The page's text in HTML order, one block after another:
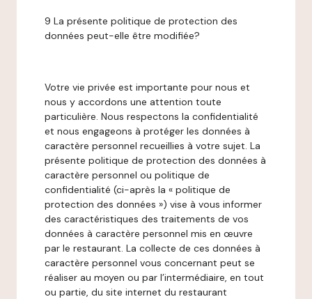
9 La présente politique de protection des
données peut-elle être modifiée?
Votre vie privée est importante pour nous et
nous y accordons une attention toute
particulière. Nous respectons la confidentialité
et nous engageons à protéger les données à
caractère personnel recueillies à votre sujet. La
présente politique de protection des données à
caractère personnel ou politique de
confidentialité (ci-après la « politique de
protection des données ») vise à vous informer
des caractéristiques des traitements de vos
données à caractère personnel mis en œuvre
par le restaurant. La collecte de ces données à
caractère personnel vous concernant peut se
réaliser au moyen ou par l’intermédiaire, en tout
ou partie, du site internet du restaurant